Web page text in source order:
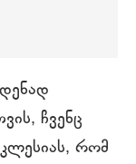
ჩვენც
რომ